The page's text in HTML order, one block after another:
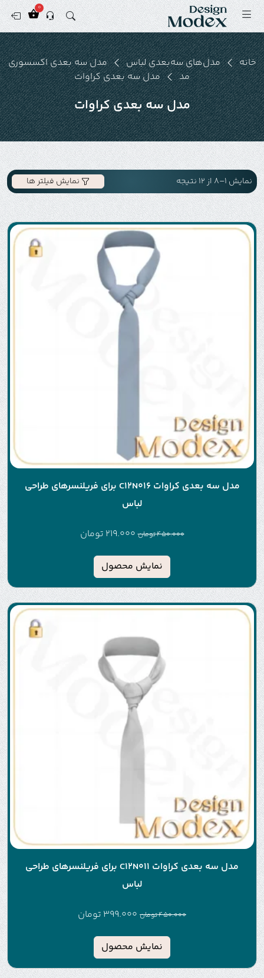
0
خانه مدل‌های سه‌بعدی لباس
مدل سه بعدی اکسسوری
مد
مدل سه بعدی کراوات
مدل سه بعدی کراوات
نمایش 1–8 از 12 نتیجه
مدل سه بعدی کراوات C12N016 برای فریلنسرهای طراحی
لباس
450.000تومان 219.000 تومان
نمایش محصول
مدل سه بعدی کراوات C12N011 برای فریلنسرهای طراحی
لباس
450.000تومان 399.000 تومان
نمایش محصول